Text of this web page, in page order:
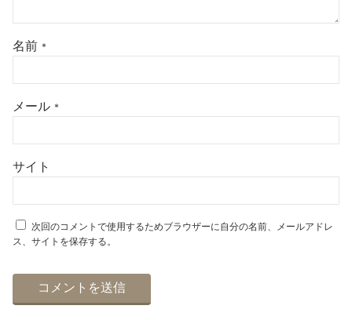
名前 *
メール *
サイト
次回のコメントで使用するためブラウザーに自分の名前、メールアドレ
ス、サイトを保存する。